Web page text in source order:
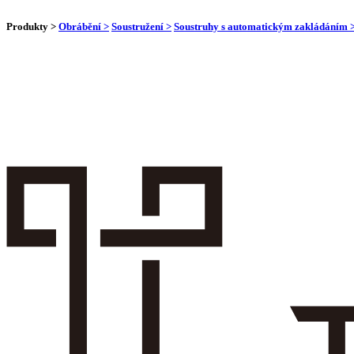
Produkty > Obrábění > Soustružení > Soustruhy s automatickým zakládáním